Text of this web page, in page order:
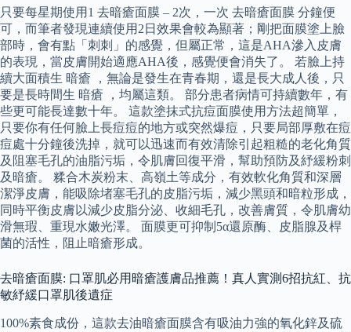
只要每星期使用1 去暗瘡面膜 – 2次，一次 去暗瘡面膜 分鐘便
可，而筆者發現連續使用2日效果會較為顯著；剛把面膜塗上臉
部時，會有點「刺刺」的感覺，但屬正常，這是AHA滲入皮膚
的表現，當皮膚開始適應AHA後，感覺便會消失了。 若臉上持
續大面積生 暗瘡 ，無論是發生在青春期，還是長大成人後，只
要是長時間生 暗瘡 ，均屬這類。 部分患者病情可持續數年，有
些更可能長達數十年。 這款塗抹式抗痘面膜使用方法超簡單，
只要你有任何臉上長痘痘的地方或突然爆痘，只要局部厚敷在痘
痘處十分鐘後洗掉，就可以迅速而有效清除引起粗糙的老化角質
及阻塞毛孔的油脂污垢，令肌膚回復平滑，幫助預防及紓緩粉刺
及暗瘡。 糅合木炭粉末、高嶺土等成分，有效軟化角質和深層
潔淨皮膚，能吸除堵塞毛孔的皮脂污垢，減少黑頭和暗粒形成，
同時平衡皮膚以減少皮脂分泌、收細毛孔，改善膚質，令肌膚幼
滑無瑕、重現水嫩光澤。 面膜更可抑制5α還原酶、皮脂腺及桿
菌的活性，阻止暗瘡形成。
去暗瘡面膜: 口罩肌必用暗瘡護膚品推薦！真人實測6招抗紅、抗
敏紓緩口罩肌後遺症
100%素食成份，這款去油暗瘡面膜含有吸油力強的氧化鋅及硫